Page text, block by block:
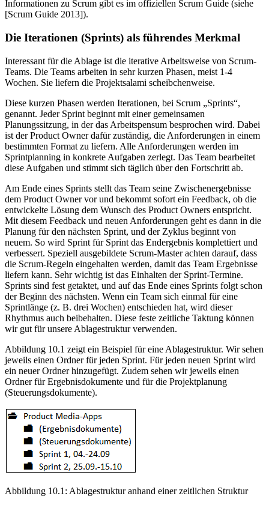
Informationen zu Scrum gibt es im offiziellen Scrum Guide (siehe
[Scrum Guide 2013]).
Die Iterationen (Sprints) als führendes Merkmal
Interessant für die Ablage ist die iterative Arbeitsweise von Scrum-
Teams. Die Teams arbeiten in sehr kurzen Phasen, meist 1-4
Wochen. Sie liefern die Projektsalami scheibchenweise.
Diese kurzen Phasen werden Iterationen, bei Scrum „Sprints“,
genannt. Jeder Sprint beginnt mit einer gemeinsamen
Planungssitzung, in der das Arbeitspensum besprochen wird. Dabei
ist der Product Owner dafür zuständig, die Anforderungen in einem
bestimmten Format zu liefern. Alle Anforderungen werden im
Sprintplanning in konkrete Aufgaben zerlegt. Das Team bearbeitet
diese Aufgaben und stimmt sich täglich über den Fortschritt ab.
Am Ende eines Sprints stellt das Team seine Zwischenergebnisse
dem Product Owner vor und bekommt sofort ein Feedback, ob die
entwickelte Lösung dem Wunsch des Product Owners entspricht.
Mit diesem Feedback und neuen Anforderungen geht es dann in die
Planung für den nächsten Sprint, und der Zyklus beginnt von
neuem. So wird Sprint für Sprint das Endergebnis komplettiert und
verbessert. Speziell ausgebildete Scrum-Master achten darauf, dass
die Scrum-Regeln eingehalten werden, damit das Team Ergebnisse
liefern kann. Sehr wichtig ist das Einhalten der Sprint-Termine.
Sprints sind fest getaktet, und auf das Ende eines Sprints folgt schon
der Beginn des nächsten. Wenn ein Team sich einmal für eine
Sprintlänge (z. B. drei Wochen) entschieden hat, wird dieser
Rhythmus auch beibehalten. Diese feste zeitliche Taktung können
wir gut für unsere Ablagestruktur verwenden.
Abbildung 10.1 zeigt ein Beispiel für eine Ablagestruktur. Wir sehen
jeweils einen Ordner für jeden Sprint. Für jeden neuen Sprint wird
ein neuer Ordner hinzugefügt. Zudem sehen wir jeweils einen
Ordner für Ergebnisdokumente und für die Projektplanung
(Steuerungsdokumente).
Abbildung 10.1: Ablagestruktur anhand einer zeitlichen Struktur